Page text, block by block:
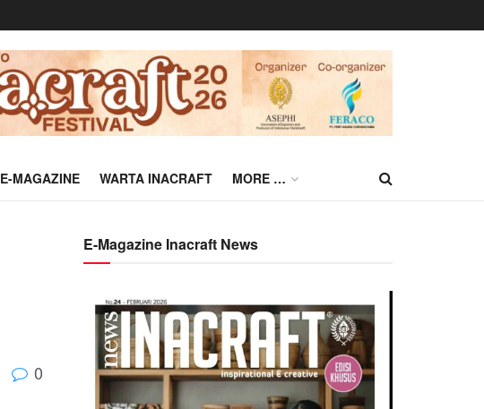
E-MAGAZINE WARTA INACRAFT MORE …
0
E-Magazine Inacraft News